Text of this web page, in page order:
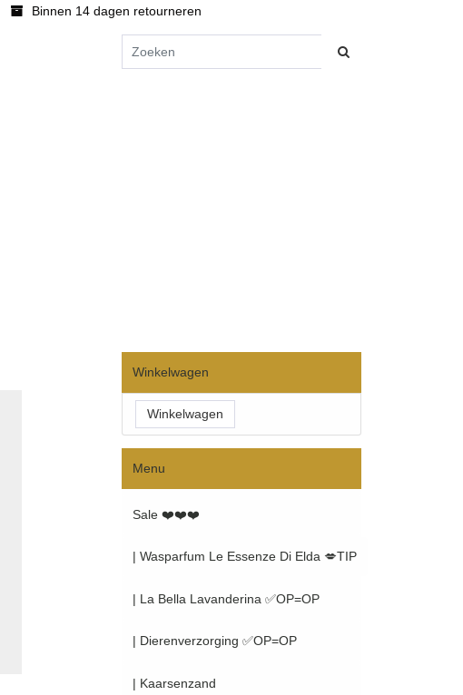
Binnen 14 dagen retourneren
Winkelwagen
Menu
Sale ❤️❤️❤️
| Wasparfum Le Essenze Di Elda 💋TIP
| La Bella Lavanderina ✅OP=OP
| Dierenverzorging ✅OP=OP
| Kaarsenzand